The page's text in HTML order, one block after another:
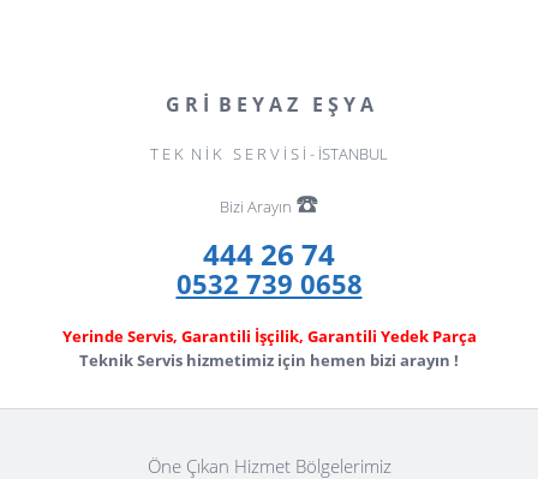
G R İ B E Y A Z E Ş Y A
T E K N İ K S E R V İ S İ - İSTANBUL
Bizi Arayın ☎️
444 26 74
0532 739 0658
Yerinde Servis, Garantili İşçilik, Garantili Yedek Parça
Teknik Servis hizmetimiz için hemen bizi arayın !
Öne Çıkan Hizmet Bölgelerimiz